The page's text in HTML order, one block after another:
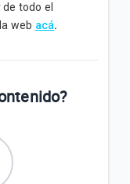
mi Banco o
para poder
todo el
web acá.